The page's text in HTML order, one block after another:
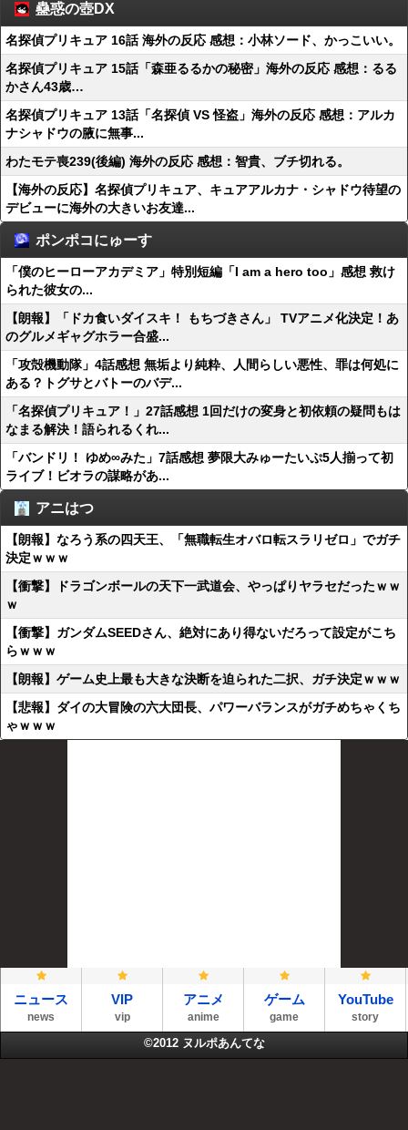
蠱惑の壺DX
名探偵プリキュア 16話 海外の反応 感想：小林ソード、かっこいい。
名探偵プリキュア 15話「森亜るるかの秘密」海外の反応 感想：るる
かさん43歳…
名探偵プリキュア 13話「名探偵 VS 怪盗」海外の反応 感想：アルカ
ナシャドウの腋に無事...
わたモテ喪239(後編) 海外の反応 感想：智貴、ブチ切れる。
【海外の反応】名探偵プリキュア、キュアアルカナ・シャドウ待望の
デビューに海外の大きいお友達...
ポンポコにゅーす
「僕のヒーローアカデミア」特別短編「I am a hero too」感想 救け
られた彼女の...
【朗報】「ドカ食いダイスキ！ もちづきさん」 TVアニメ化決定！あ
のグルメギャグホラー合盛...
「攻殻機動隊」4話感想 無垢より純粋、人間らしい悪性、罪は何処に
ある？トグサとバトーのバデ...
「名探偵プリキュア！」27話感想 1回だけの変身と初依頼の疑問もは
なまる解決！語られるくれ...
「バンドリ！ ゆめ∞みた」7話感想 夢限大みゅーたいぷ5人揃って初
ライブ！ビオラの謀略があ...
アニはつ
【朗報】なろう系の四天王、「無職転生オバロ転スラリゼロ」でガチ
決定ｗｗｗ
【衝撃】ドラゴンボールの天下一武道会、やっぱりヤラセだったｗｗ
ｗ
【衝撃】ガンダムSEEDさん、絶対にあり得ないだろって設定がこち
らｗｗｗ
【朗報】ゲーム史上最も大きな決断を迫られた二択、ガチ決定ｗｗｗ
【悲報】ダイの大冒険の六大団長、パワーバランスがガチめちゃくち
ゃｗｗｗ
ニュース
news
VIP
vip
アニメ
anime
ゲーム
game
YouTube
story
©2012 ヌルポあんてな